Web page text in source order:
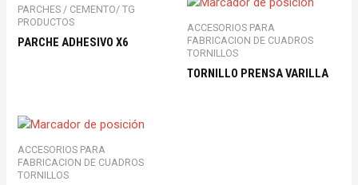
PARCHES / CEMENTO/ TG
PRODUCTOS
PARCHE ADHESIVO X6
ACCESORIOS PARA
FABRICACION DE CUADROS
TORNILLOS
TORNILLO PRENSA VARILLA
ACCESORIOS PARA
FABRICACION DE CUADROS
TORNILLOS